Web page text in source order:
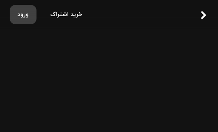
ورود خرید اشتراک